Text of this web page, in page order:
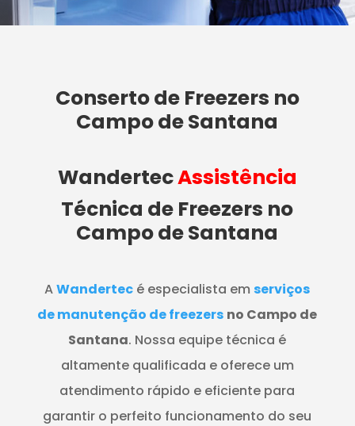
Conserto de Freezers no
Campo de Santana
WandertecAssistência
Técnica de Freezers no
Campo de Santana
AWandertec é especialista em serviços
de manutenção de freezers no Campo de
Santana. Nossa equipe técnica é
altamente qualificada e oferece um
atendimento rápido e eficiente para
garantir o perfeito funcionamento do seu